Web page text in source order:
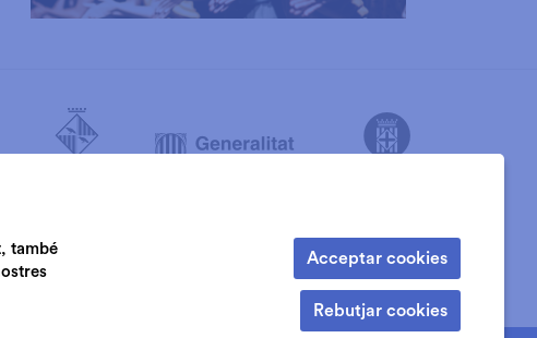
també
Acceptar cookies
Rebutjar cookies